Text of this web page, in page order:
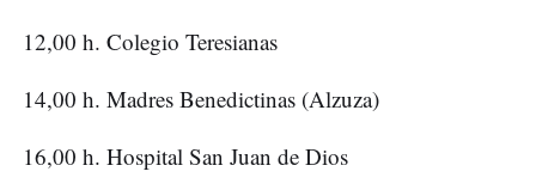
12,00 h. Colegio Teresianas
14,00 h. Madres Benedictinas (Alzuza)
16,00 h. Hospital San Juan de Dios